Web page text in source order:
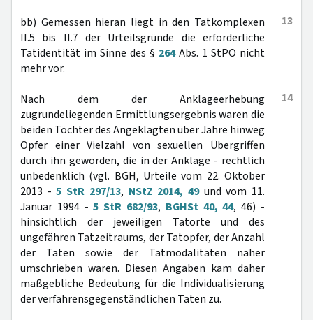
13
bb) Gemessen hieran liegt in den Tatkomplexen
II.5 bis II.7 der Urteilsgründe die erforderliche
Tatidentität im Sinne des § 264Abs. 1 StPO nicht
mehr vor.
14
Nach dem der Anklageerhebung
zugrundeliegenden Ermittlungsergebnis waren die
beiden Töchter des Angeklagten über Jahre hinweg
Opfer einer Vielzahl von sexuellen Übergriffen
durch ihn geworden, die in der Anklage - rechtlich
unbedenklich (vgl. BGH, Urteile vom 22. Oktober
2013 -5 StR 297/13, NStZ 2014, 49und vom 11.
Januar 1994 -5 StR 682/93, BGHSt 40, 44, 46) -
hinsichtlich der jeweiligen Tatorte und des
ungefähren Tatzeitraums, der Tatopfer, der Anzahl
der Taten sowie der Tatmodalitäten näher
umschrieben waren. Diesen Angaben kam daher
maßgebliche Bedeutung für die Individualisierung
der verfahrensgegenständlichen Taten zu.